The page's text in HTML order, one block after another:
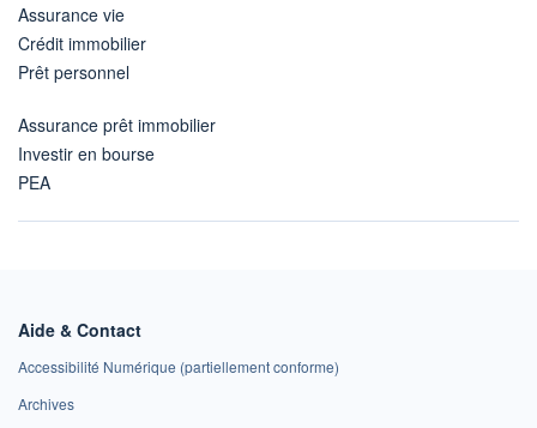
Assurance vie
Crédit immobilier
Prêt personnel
Assurance prêt immobilier
Investir en bourse
PEA
Aide & Contact
Accessibilité Numérique (partiellement conforme)
Archives